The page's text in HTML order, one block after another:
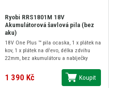
Ryobi RRS1801M 18V
Akumulátorová šavlová pila (bez
aku)
18V One Plus ™ pila ocaska, 1 x plátek na
kov, 1 x plátek na dřevo, délka zdvihu
22mm, bez akumulátoru a nabíječky
1 390 Kč Koupit